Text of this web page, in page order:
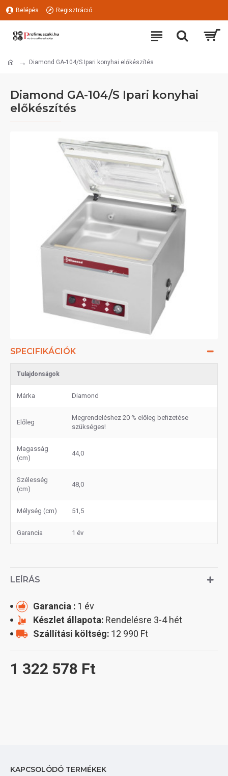
Belépés Regisztráció
Diamond GA-104/S Ipari konyhai előkészítés
Diamond GA-104/S Ipari konyhai
előkészítés
SPECIFIKÁCIÓK
Tulajdonságok
Márka Diamond
Előleg
Megrendeléshez 20 % előleg befizetése
szükséges!
Magasság
(cm)
44,0
Szélesség
(cm)
48,0
Mélység (cm) 51,5
Garancia 1 év
LEÍRÁS
1 322 578 Ft
Garancia : 1 év
Készlet állapota: Rendelésre 3-4 hét
Szállítási költség: 12 990 Ft
KAPCSOLÓDÓ TERMÉKEK